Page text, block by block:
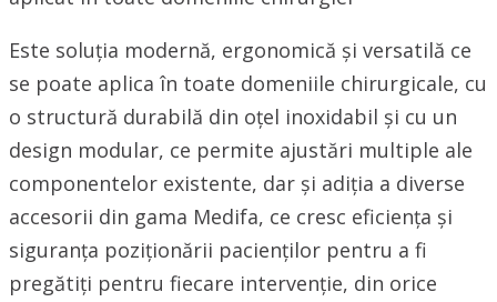
Este soluția modernă, ergonomică și versatilă ce
se poate aplica în toate domeniile chirurgicale, cu
o structură durabilă din oțel inoxidabil și cu un
design modular, ce permite ajustări multiple ale
componentelor existente, dar și adiția a diverse
accesorii din gama Medifa, ce cresc eficiența și
siguranța poziționării pacienților pentru a fi
pregătiți pentru fiecare intervenție, din orice